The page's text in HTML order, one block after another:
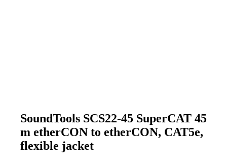
SoundTools SCS22-45 SuperCAT 45
m etherCON to etherCON, CAT5e,
flexible jacket